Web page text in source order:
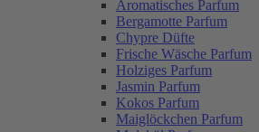
Aromatisches Parfum
Bergamotte Parfum
Chypre Düfte
Frische Wäsche Parfum
Holziges Parfum
Jasmin Parfum
Kokos Parfum
Maiglöckchen Parfum